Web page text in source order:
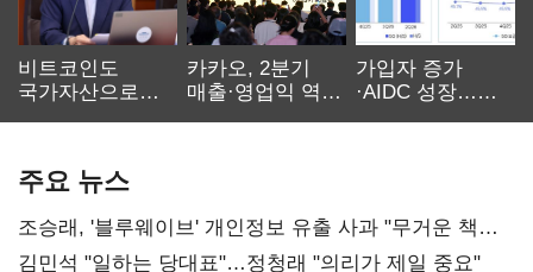
비트코인도
국가자산으로…'
카카오, 2분기
매출·영업익 역대
가입자 증가
·AIDC 성장…
주요 뉴스
조승래, '블루웨이브' 개인정보 유출 사과 "무거운 책임
통감"
김민석 "일하는 당대표"…정청래 "의리가 제일 중요"